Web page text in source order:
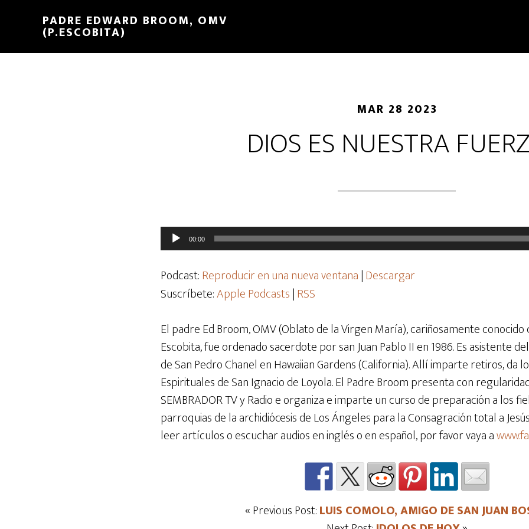
PADRE EDWARD BROOM, OMV
(P.ESCOBITA)
MAR 28 2023
DIOS ES NUESTRA
Reproductor
de
audio
00:00
Podcast:Reproducir en una nueva ventana|Descargar
Suscríbete:Apple Podcasts|RSS
El padre Ed Broom, OMV (Oblato de la Virgen María), cariñosamente
Escobita, fue ordenado sacerdote por san Juan Pablo II en 1986. Es asistente
de San Pedro Chanel en Hawaiian Gardens (California). Allí imparte retiros, da
Espirituales de San Ignacio de Loyola. El Padre Broom presenta con
SEMBRADOR TV y Radio e organiza e imparte un curso de preparación a los
parroquias de la archidiócesis de Los Ángeles para la Consagración total a
leer artículos o escuchar audios en inglés o en español, por favor vaya a
« Previous Post:LUIS COMOLO, AMIGO DE SAN JUAN